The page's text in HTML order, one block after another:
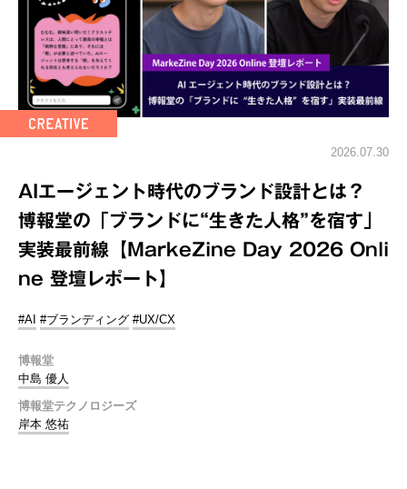
2026.07.30
AIエージェント時代のブランド設計とは？
博報堂の「ブランドに“生きた人格”を宿す」
実装最前線【MarkeZine Day 2026 Onli
ne 登壇レポート】
#AI #ブランディング #UX/CX
博報堂
中島 優人
博報堂テクノロジーズ
岸本 悠祐